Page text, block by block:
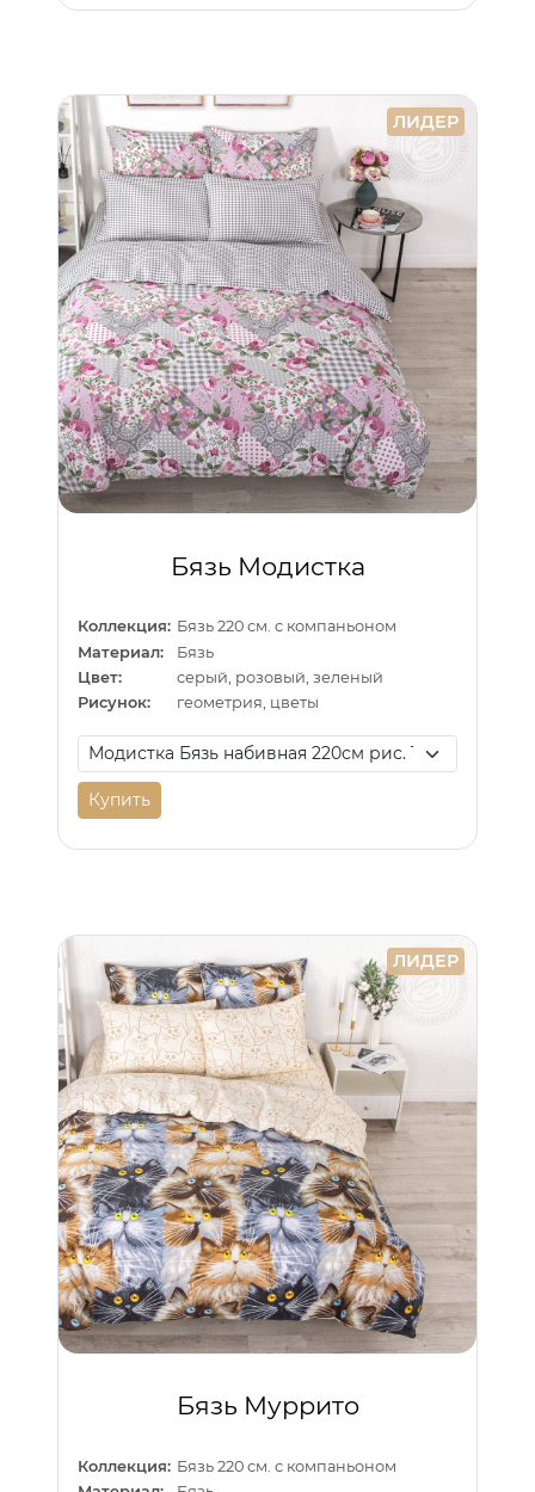
ЛИДЕР
Бязь Модистка
Коллекция: Бязь 220 см. с компаньоном
Материал:
Бязь
Цвет:
серый, розовый, зеленый
Рисунок:
геометрия, цветы
Купить
ЛИДЕР
Бязь Муррито
Коллекция: Бязь 220 см. с компаньоном